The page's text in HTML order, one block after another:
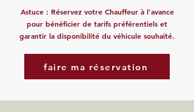
Astuce : Réservez votre Chauffeur à l'avance
pour bénéficier de tarifs préférentiels et
garantir la disponibilité du véhicule souhaité.
faire ma réservation